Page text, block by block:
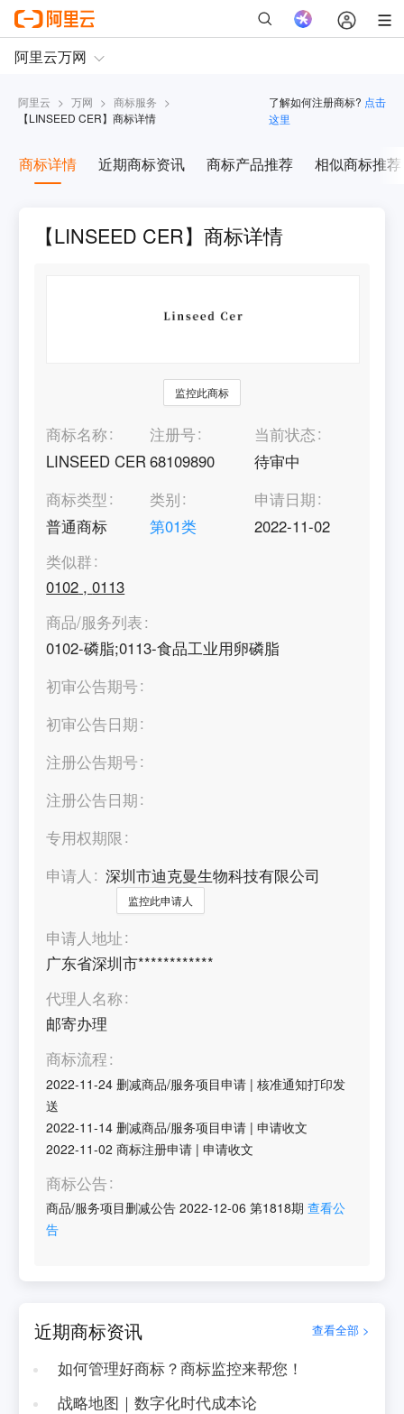
阿里云 > 万网 > 商标服务 >
【LINSEED CER】商标详情
了解如何注册商标? 点击
这里
商标详情 近期商标资讯 商标产品推荐 相似商标推荐
【LINSEED CER】商标详情
监控此商标
商标名称
LINSEED CER
注册号
68109890
当前状态
待审中
商标类型
普通商标
类别
第01类
申请日期
2022-11-02
类似群
0102 ,0113
商品/服务列表
0102-磷脂;0113-食品工业用卵磷脂
初审公告期号
初审公告日期
注册公告期号
注册公告日期
专用权期限
申请人
深圳市迪克曼生物科技有限公司
监控此申请人
申请人地址
广东省深圳市************
代理人名称
邮寄办理
商标流程
2022-11-24 删减商品/服务项目申请 |核准通知打印发
送
2022-11-14 删减商品/服务项目申请 |申请收文
2022-11-02 商标注册申请 |申请收文
商标公告
商品/服务项目删减公告 2022-12-06 第1818期 查看公
告
近期商标资讯 查看全部 >
如何管理好商标？商标监控来帮您！
战略地图｜数字化时代成本论